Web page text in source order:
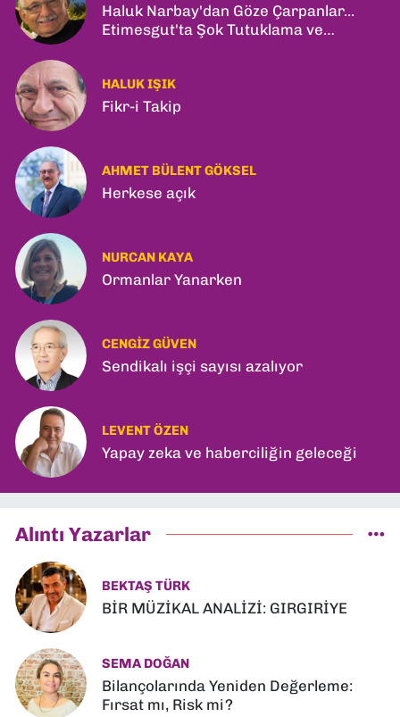
Haluk Narbay'dan Göze Çarpanlar...
Etimesgut'ta Şok Tutuklama ve
HALUK IŞIK
Fikr-i Takip
AHMET BÜLENT GÖKSEL
Herkese açık
NURCAN KAYA
Ormanlar Yanarken
CENGIZ GÜVEN
Sendikalı işçi sayısı azalıyor
LEVENT ÖZEN
Yapay zeka ve haberciliğin geleceği
Alıntı Yazarlar
BEKTAŞ TÜRK
BİR MÜZİKAL ANALİZİ: GIRGIRİYE
SEMA DOĞAN
Bilançolarında Yeniden Değerleme:
Fırsat mı, Risk mi?